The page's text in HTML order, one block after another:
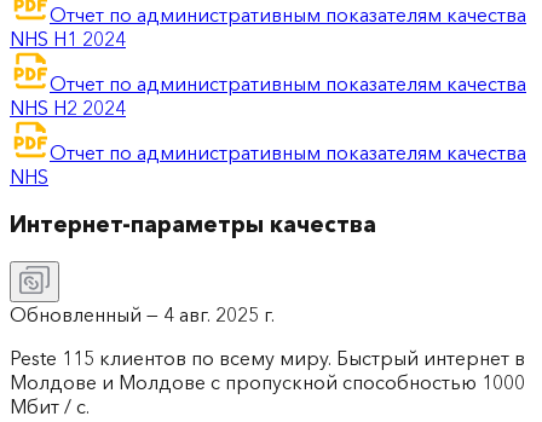
Отчет по административным показателям качества
NHS H1 2024
Отчет по административным показателям качества
NHS H2 2024
Отчет по административным показателям качества
NHS
Интернет-параметры качества
Обновленный — 4 авг. 2025 г.
Peste 115 клиентов по всему миру. Быстрый интернет в
Молдове и Молдове с пропускной способностью 1000
Мбит / с.